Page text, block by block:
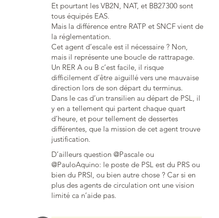
Et pourtant les VB2N, NAT, et BB27300 sont
tous équipés EAS.
Mais la différence entre RATP et SNCF vient de
la réglementation.
Cet agent d’escale est il nécessaire ? Non,
mais il représente une boucle de rattrapage.
Un RER A ou B c’est facile, il risque
difficilement d’être aiguillé vers une mauvaise
direction lors de son départ du terminus.
Dans le cas d’un transilien au départ de PSL, il
y en a tellement qui partent chaque quart
d’heure, et pour tellement de dessertes
différentes, que la mission de cet agent trouve
justification.
D’ailleurs question @Pascale ou
@PauloAquino: le poste de PSL est du PRS ou
bien du PRSI, ou bien autre chose ? Car si en
plus des agents de circulation ont une vision
limité ca n’aide pas.